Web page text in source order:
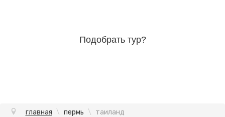
Подобрать тур?
главная \ пермь \ таиланд